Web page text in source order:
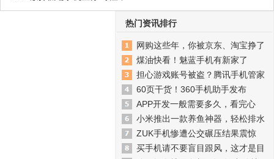
热门资讯排行
网购这些年，你被京东、淘宝挣了
煤油快看！魅蓝手机有新家了
担心游戏账号被盗？腾讯手机管家
60页干货！360手机助手发布
APP开发一般需要多久，看完心
小米推出一款养鱼神器，轻松排水
ZUK手机惨遭公交碾压结果震惊
买手机请不要盲目跟风，这才是目